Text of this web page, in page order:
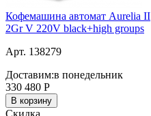
Кофемашина автомат Aurelia II
2Gr V 220V black+high groups
Арт. 138279
Доставим:в понедельник
330 480 Р
В корзину
Скидка